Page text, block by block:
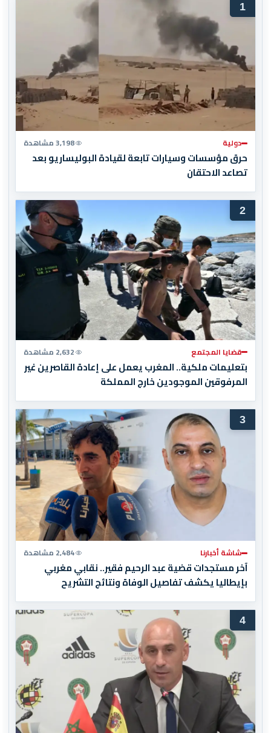
1
دولية 3,198 مشاهدة
حرق مؤسسات وسيارات تابعة لقيادة البوليساريو بعد
تصاعد الاحتقان
2
قضايا المجتمع 2,632 مشاهدة
بتعليمات ملكية.. المغرب يعمل على إعادة القاصرين غير
المرفوقين الموجودين خارج المملكة
3
شاشة أخبارنا 2,484 مشاهدة
آخر مستجدات قضية عبد الرحيم فقير.. نقابي مغربي
بإيطاليا يكشف تفاصيل الوفاة ونتائج التشريح
4